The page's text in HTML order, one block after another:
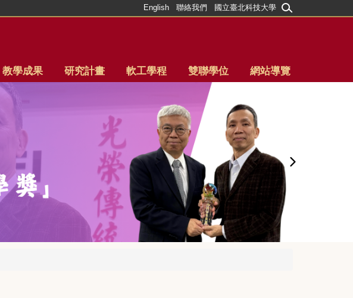
教學成果 研究計畫 軟工學程 雙聯學位 網站導覽
English 聯絡我們 國立臺北科技大學